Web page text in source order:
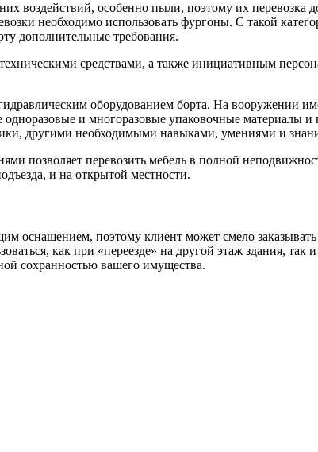
воздействий, особенно пыли, поэтому их перевозка
необходимо использовать фургоны. С такой
дополнительные требования.
средствами, а также инициативным
оборудованием борта. На вооружении
и многоразовые упаковочные материалы
другими необходимыми навыками, умениями и
позволяет перевозить мебель в полной
и на открытой местности.
оснащением, поэтому клиент может смело
как при «переезде» на другой этаж здания,
сохранностью вашего имущества.